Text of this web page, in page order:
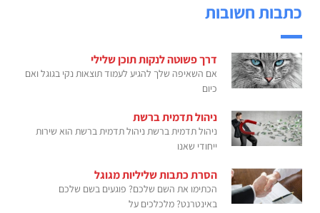
כתבות חשובות
דרך פשוטה לנקות תוכן שלילי
אם השאיפה שלך להגיע לעמוד תוצאות נקי בגוגל ואם
כיום
ניהול תדמית ברשת
ניהול תדמית ברשת ניהול תדמית ברשת הוא שירות
ייחודי שאנו
הסרת כתבות שליליות מגוגל
הכתימו את השם שלכם? פוגעים בשם שלכם
באינטרנט? מלכלכים על